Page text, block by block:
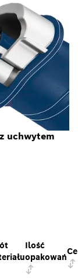
uchwytem
Ilość
opakowań